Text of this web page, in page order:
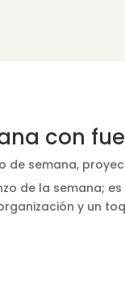
con
de semana,
de la semana;
y un